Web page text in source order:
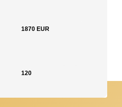
1870 EUR
120